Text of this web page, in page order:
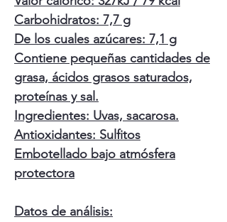
Carbohidratos: 7,7 g
De los cuales azúcares: 7,1 g
Contiene pequeñas cantidades de
grasa, ácidos grasos saturados,
proteínas y sal.
Ingredientes: Uvas, sacarosa.
Antioxidantes: Sulfitos
Embotellado bajo atmósfera
protectora
Datos de análisis: